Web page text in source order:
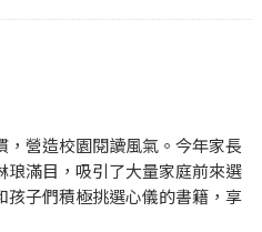
營造校園閱讀風氣。今年家長
琅滿目，吸引了大量家庭前來選
孩子們積極挑選心儀的書籍，享